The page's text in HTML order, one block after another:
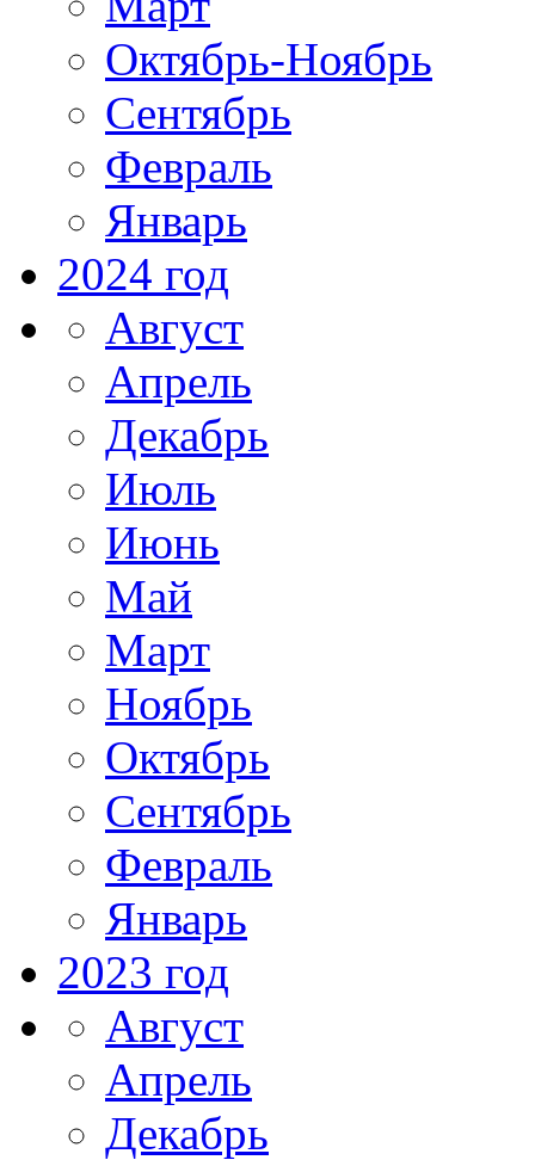
Октябрь-Ноябрь
Сентябрь
Февраль
Январь
2024 год
Август
Апрель
Декабрь
Июль
Июнь
Май
Март
Ноябрь
Октябрь
Сентябрь
Февраль
Январь
2023 год
Август
Апрель
Декабрь